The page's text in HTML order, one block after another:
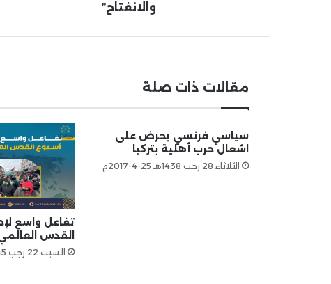
والانفتاح”
مقالات ذات صلة
سياسي فرنسي يحرض على
اشعال حرب أهلية بتركيا
الثلاثاء 28 رجب 1438هـ 25-4-2017م
تفاعل واسع
القدس العالمي
السبت 22 رجب 1445هـ 3-2-2024م